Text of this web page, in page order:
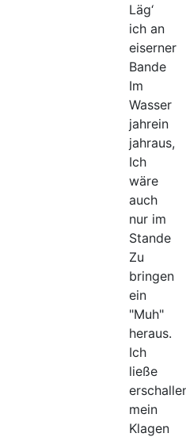
Läg‘
ich an
eiserner
Bande
Im
Wasser
jahrein
jahraus,
Ich
wäre
auch
nur im
Stande
Zu
bringen
ein
"Muh"
heraus.
Ich
ließe
mein
Klagen